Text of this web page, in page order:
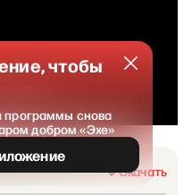
Скачать
чтобы
снова
добром «Эхе»